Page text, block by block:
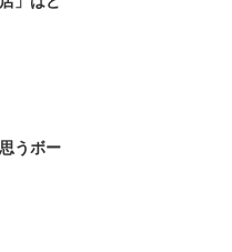
うボー